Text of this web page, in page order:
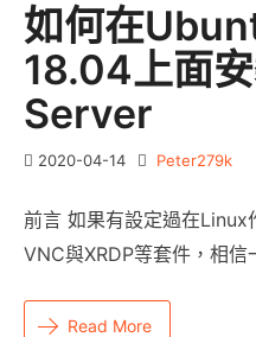
如何在
18.04上面
Server
2020-04-14 Peter279k
前言 如果有設定過在Linux
VNC與XRDP等套件，相
Read More